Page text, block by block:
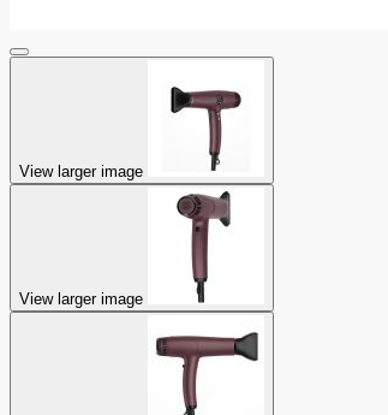
View larger image
View larger image